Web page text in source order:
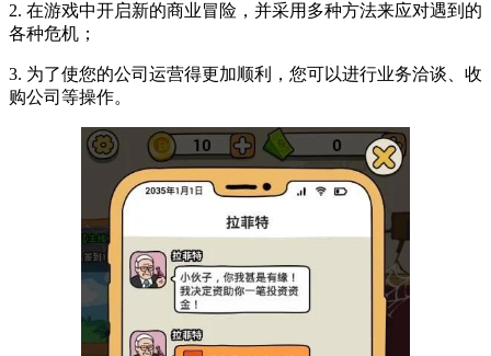
2. 在游戏中开启新的商业冒险，并采用多种方法来应对遇到的
各种危机；
3. 为了使您的公司运营得更加顺利，您可以进行业务洽谈、收
购公司等操作。